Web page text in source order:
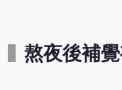
熬夜後補